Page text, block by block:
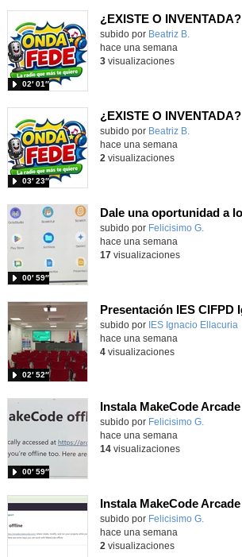
¿EXISTE O INVENTADA?
Contenido educativo.
subido por Beatriz B.
02′ 01″
hace una semana
3visualizaciones
¿EXISTE O INVENTADA?
Contenido educativo.
subido por Beatriz B.
03′ 23″
hace una semana
2 visualizaciones
Contenido educativo.
subido por Felicisimo G.
00′ 59″
hace una semana
17visualizaciones
Contenido educativo.
subido por IES Ignacio Ellacuria
02′ 52″
hace una semana
4visualizaciones
Contenido educativo.
subido por Felicisimo G.
00′ 59″
hace una semana
14visualizaciones
Contenido educativo.
subido por Felicisimo G.
hace una semana
2 visualizaciones